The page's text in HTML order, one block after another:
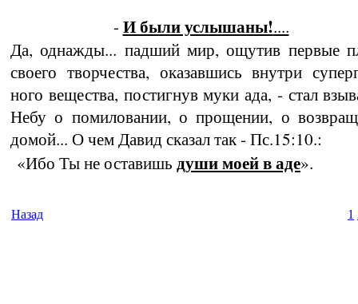
- И были услышаны!....
Да, однажды... падший мир, ощутив первые
своего творчества, оказавшись внутри
ного вещества, постигнув муки ада, - стал
Небу о помиловании, о прощении, о
домой... О чем Давид сказал так - Пс.15:10.:
«Ибо Ты не оставишь души моей в аде».
Назад 1